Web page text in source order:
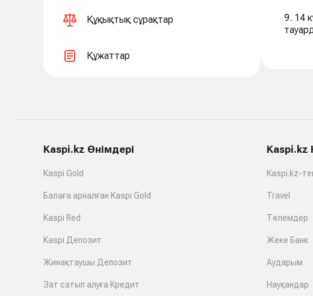
Құқықтық сұрақтар
Құжаттар
9. 14
Kaspi.kz Өнімдері
Kaspi Gold
Балаға арналған Kaspi Gold
Kaspi Red
Kaspi Депозит
Жинақтаушы Депозит
Зат сатып алуға Кредит
Kaspi.kz
Kaspi.kz-
Travel
Төлемдер
Жеке Банк
Аударым
Науқандар